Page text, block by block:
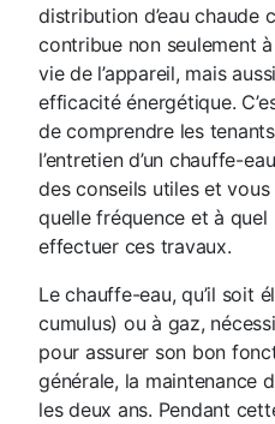
distribution d’eau chaude
contribue non seulement
vie de l’appareil, mais
efficacité énergétique.
de comprendre les
l’entretien d’un chauffe-
des conseils utiles et
quelle fréquence et à
effectuer ces travaux.
Le chauffe-eau, qu’il soit
cumulus) ou à gaz,
pour assurer son bon
générale, la maintenance
les deux ans. Pendant